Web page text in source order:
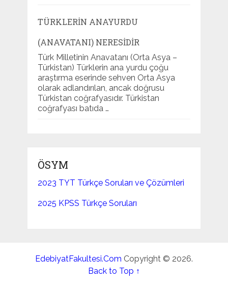
TÜRKLERIN ANAYURDU
(ANAVATANI) NERESIDIR
Türk Milletinin Anavatanı (Orta Asya –
Türkistan) Türklerin ana yurdu çoğu
araştırma eserinde sehven Orta Asya
olarak adlandırılan, ancak doğrusu
Türkistan coğrafyasıdır. Türkistan
coğrafyası batıda …
ÖSYM
2023 TYT Türkçe Soruları ve Çözümleri
2025 KPSS Türkçe Soruları
EdebiyatFakultesi.Com Copyright © 2026.
Back to Top ↑